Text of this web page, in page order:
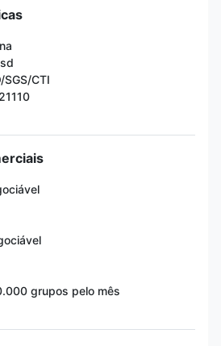
SGS/CTI
grupos pelo mês